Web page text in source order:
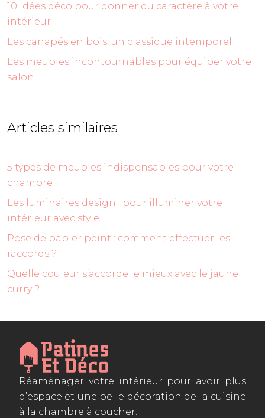
10 idées déco pour donner du caractère à votre
intérieur
Les canapés en bois, un classique intemporel
Les meubles incontournables pour équiper votre
salon
Articles similaires
5 types de meubles indispensables pour votre
chambre
Les luminaires design : pour illuminer votre
intérieur avec style
Pose de papier peint : comment effectuer les
raccords ?
Quelle couleur s’accorde le mieux avec le jaune
curry ?
Réaménager votre intérieur pour avoir plus
d’espace et une belle décoration de la cuisine
à la chambre à coucher.